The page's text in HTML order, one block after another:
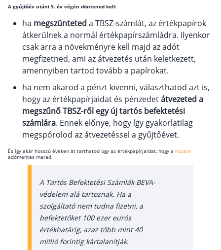
A gyűjtőév utáni 5. év végén döntened kell:
ha megszünteted a TBSZ-számlát, az értékpapírok
átkerülnek a normál értékpapírszámládra. Ilyenkor
csak arra a növekményre kell majd az adót
megfizetned, ami az átvezetés után keletkezett,
amennyiben tartod tovább a papírokat.
ha nem akarod a pénzt kivenni, választhatod azt is,
hogy az értékpapírjaidat és pénzedetátvezeted a
megszűnő TBSZ-ről egy új tartós befektetési
számlára. Ennek előnye, hogy így gyakorlatilag
megspórolod az átvezetéssel a gyűjtőévet.
És így akár hosszú éveken át tarthatod úgy az értékpapírjaidat, hogy a hozam
adómentes marad.
A Tartós Befektetési Számlák BEVA-
védelem alá tartoznak. Ha a
szolgáltató nem tudna fizetni, a
befektetőket 100 ezer eurós
értékhatárig, azaz több mint 40
millió forintig kártalanítják.